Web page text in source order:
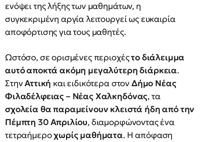
ενόψει της λήξης των μαθημάτων, η
συγκεκριμένη αργία λειτουργεί ως ευκαιρία
αποφόρτισης για τους μαθητές.
Ωστόσο, σε ορισμένες περιοχέςτο διάλειμμα
αυτό αποκτά ακόμη μεγαλύτερη διάρκεια.
ΣτηνΑττική και ειδικότερα στονΔήμο Νέας
Φιλαδέλφειας – Νέας Χαλκηδόνας, τα
σχολεία θα παραμείνουν κλειστά ήδη από την
Πέμπτη 30 Απριλίου, διαμορφώνοντας ένα
τετραήμεροχωρίς μαθήματα. Η απόφαση